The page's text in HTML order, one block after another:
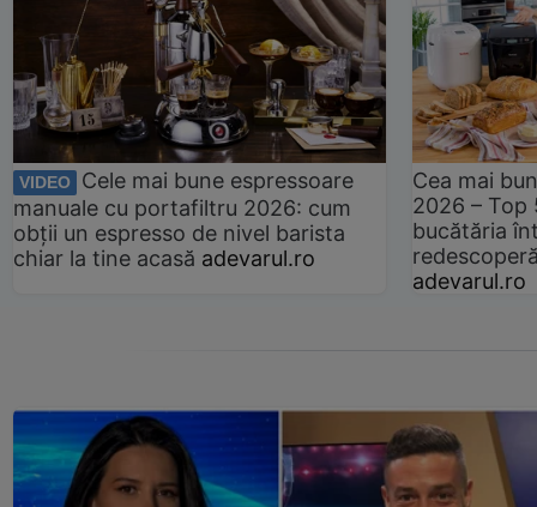
VIDEO
Cele mai bune espressoare
manuale cu portafiltru 2026: cum
obții un espresso de nivel barista
chiar la tine acasă adevarul.ro
Cea mai
2026 –
bucătăria
adevarul.ro